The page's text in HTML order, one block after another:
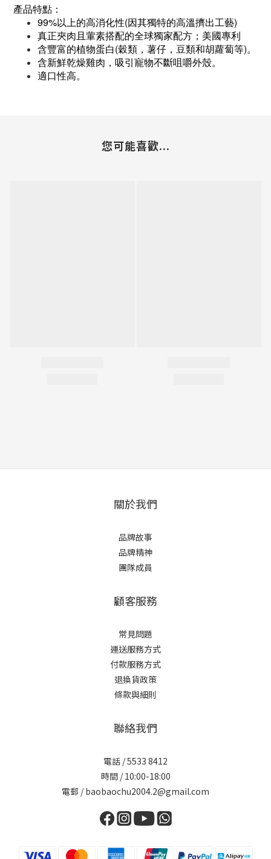
產品特點：
99%以上的高消化性(因其獨特的高溫擠出工藝)
真正夾肉且葷素搭配的全球獨家配方；美國專利
含豐富的植物蛋白(穀類，薯仔，豆類和胡蘿蔔等)。
含新鮮乾燥雞肉，吸引寵物不斷咀嚼外殼。
適口性高。
您可能喜歡...
關於我們
品牌故事
品牌精神
團隊成員
顧客服務
常見問題
運送服務方式
付款服務方式
退換貨政策
條款與細則
聯絡我們
電話 / 5533 8412
時間 / 10:00-18:00
電郵 / baobaochu2004.2@gmail.com